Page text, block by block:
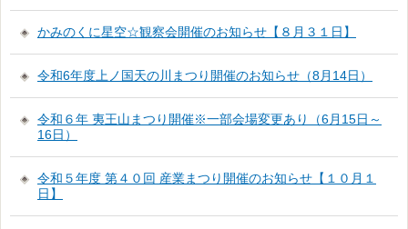
かみのくに星空☆観察会開催のお知らせ【８月３１日】
令和6年度上ノ国天の川まつり開催のお知らせ（8月14日）
令和６年 夷王山まつり開催※一部会場変更あり（6月15日～
16日）
令和５年度 第４０回 産業まつり開催のお知らせ【１０月１
日】